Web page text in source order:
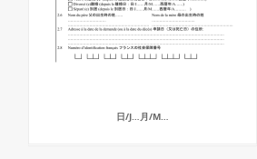
日/J…月/M…